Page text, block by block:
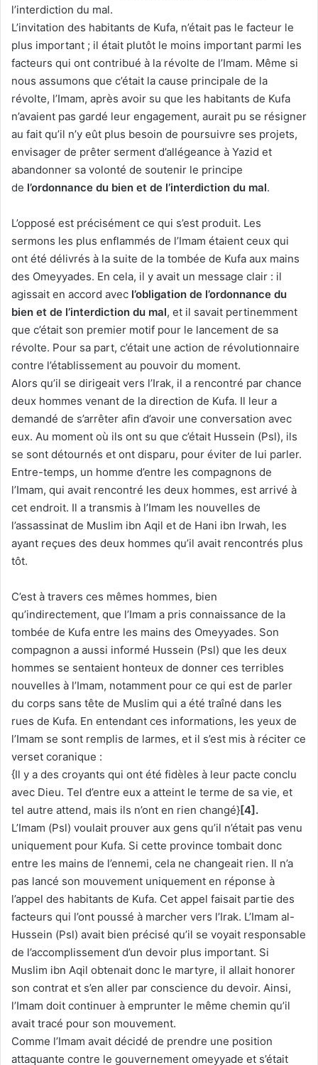
l’interdiction du mal.
L’invitation des habitants de Kufa, n’était pas le facteur le
plus important ; il était plutôt le moins important parmi les
facteurs qui ont contribué à la révolte de l’Imam. Même si
nous assumons que c’était la cause principale de la
révolte, l’Imam, après avoir su que les habitants de Kufa
n’avaient pas gardé leur engagement, aurait pu se résigner
au fait qu’il n’y eût plus besoin de poursuivre ses projets,
envisager de prêter serment d’allégeance à Yazid et
abandonner sa volonté de soutenir le principe
de l’ordonnance du bien et de l’interdiction du mal.
L’opposé est précisément ce qui s’est produit. Les
sermons les plus enflammés de l’Imam étaient ceux qui
ont été délivrés à la suite de la tombée de Kufa aux mains
des Omeyyades. En cela, il y avait un message clair : il
agissait en accord avec l’obligation de l’ordonnance du
bien et de l’interdiction du mal, et il savait pertinemment
que c’était son premier motif pour le lancement de sa
révolte. Pour sa part, c’était une action de révolutionnaire
contre l’établissement au pouvoir du moment.
Alors qu’il se dirigeait vers l’Irak, il a rencontré par chance
deux hommes venant de la direction de Kufa. Il leur a
demandé de s’arrêter afin d’avoir une conversation avec
eux. Au moment où ils ont su que c’était Hussein (Psl), ils
se sont détournés et ont disparu, pour éviter de lui parler.
Entre-temps, un homme d’entre les compagnons de
l’Imam, qui avait rencontré les deux hommes, est arrivé à
cet endroit. Il a transmis à l’Imam les nouvelles de
l’assassinat de Muslim ibn Aqil et de Hani ibn Irwah, les
ayant reçues des deux hommes qu’il avait rencontrés plus
tôt.
C’est à travers ces mêmes hommes, bien
qu’indirectement, que l’Imam a pris connaissance de la
tombée de Kufa entre les mains des Omeyyades. Son
compagnon a aussi informé Hussein (Psl) que les deux
hommes se sentaient honteux de donner ces terribles
nouvelles à l’Imam, notamment pour ce qui est de parler
du corps sans tête de Muslim qui a été traîné dans les
rues de Kufa. En entendant ces informations, les yeux de
l’Imam se sont remplis de larmes, et il s’est mis à réciter ce
verset coranique :
{Il y a des croyants qui ont été fidèles à leur pacte conclu
avec Dieu. Tel d’entre eux a atteint le terme de sa vie, et
tel autre attend, mais ils n’ont en rien changé}[4].
L’Imam (Psl) voulait prouver aux gens qu’il n’était pas venu
uniquement pour Kufa. Si cette province tombait donc
entre les mains de l’ennemi, cela ne changeait rien. Il n’a
pas lancé son mouvement uniquement en réponse à
l’appel des habitants de Kufa. Cet appel faisait partie des
facteurs qui l’ont poussé à marcher vers l’Irak. L’Imam al-
Hussein (Psl) avait bien précisé qu’il se voyait responsable
de l’accomplissement d’un devoir plus important. Si
Muslim ibn Aqil obtenait donc le martyre, il allait honorer
son contrat et s’en aller par conscience du devoir. Ainsi,
l’Imam doit continuer à emprunter le même chemin qu’il
avait tracé pour son mouvement.
Comme l’Imam avait décidé de prendre une position
attaquante contre le gouvernement omeyyade et s’était